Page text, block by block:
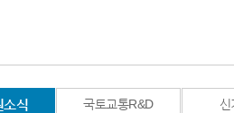
소식 국토교통R&D 신